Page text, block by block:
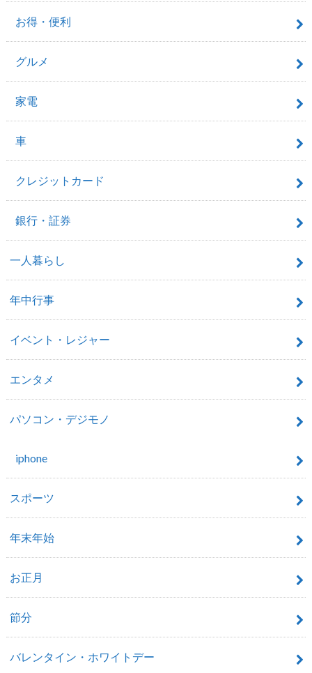
お得・便利
グルメ
家電
車
クレジットカード
銀行・証券
一人暮らし
年中行事
イベント・レジャー
エンタメ
パソコン・デジモノ
iphone
スポーツ
年末年始
お正月
節分
バレンタイン・ホワイトデー